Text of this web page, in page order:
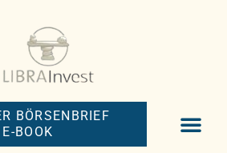
BÖRSENBRIEF
BOOK